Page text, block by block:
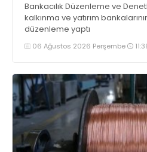
Bankacılık Düzenleme ve
kalkınma ve yatırım
düzenleme yaptı
06 Ağustos 2026 Perşembe